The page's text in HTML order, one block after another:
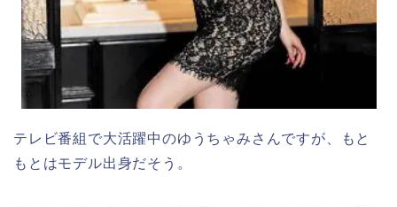
テレビ番組で大活躍中のゆうちゃみさんですが、もと
もとはモデル出身だそう。